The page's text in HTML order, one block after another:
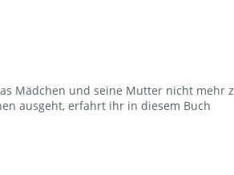
Mädchen und seine Mutter nicht mehr
ausgeht, erfahrt ihr in diesem Buch